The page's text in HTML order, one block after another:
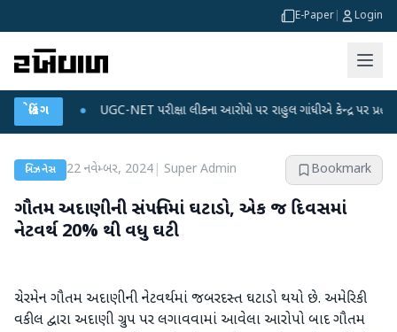
E-Paper Login
બ્રેકિંગ
● UGC-NET પરીક્ષા લીકના આરોપો પર રાહુલ ગાંધીએ કેન્દ્ર પર પ્રહાર કર્યા
બિઝનેસ 22 નવેમ્બર, 2024 Super Admin Bookmark
ગૌતમ અદાણીની સંપત્તિમાં ઘટાડો, એક જ દિવસમાં
નેટવર્થ 20% થી વધુ ઘટી
ચેરમેન ગૌતમ અદાણીની નેટવર્થમાં જબરદસ્ત ઘટાડો થયો છે. અમેરિકી
વકીલ દ્વારા અદાણી ગ્રુપ પર લગાવવામાં આવેલા આરોપો બાદ ગૌતમ